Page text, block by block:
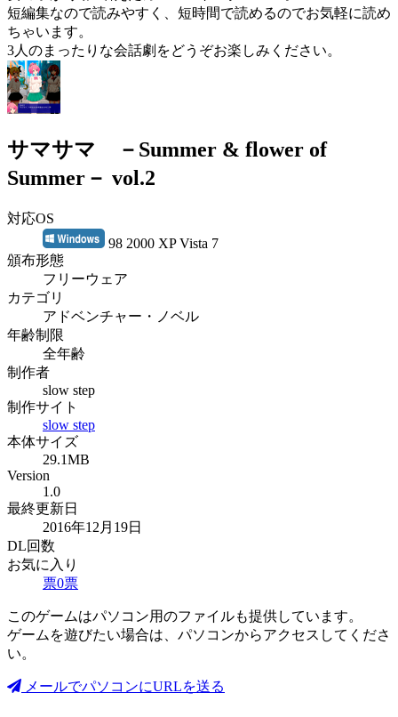
短編集なので読みやすく、短時間で読めるのでお気軽に読め
ちゃいます。
3人のまったりな会話劇をどうぞお楽しみください。
サマサマ －Summer & flower of
Summer－ vol.2
対応OS
98 2000 XP Vista 7
頒布形態
フリーウェア
カテゴリ
アドベンチャー・ノベル
年齢制限
全年齢
制作者
slow step
制作サイト
slow step
本体サイズ
29.1MB
Version
1.0
最終更新日
2016年12月19日
DL回数
お気に入り
票0票
このゲームはパソコン用のファイルも提供しています。
ゲームを遊びたい場合は、パソコンからアクセスしてくださ
い。
メールでパソコンにURLを送る